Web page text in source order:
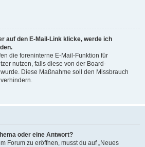
auf den E-Mail-Link klicke, werde ich
die foreninterne E-Mail-Funktion für
nutzen, falls diese von der Board-
Diese Maßnahme soll den Missbrauch
oder eine Antwort?
Forum zu eröffnen, musst du auf „Neues